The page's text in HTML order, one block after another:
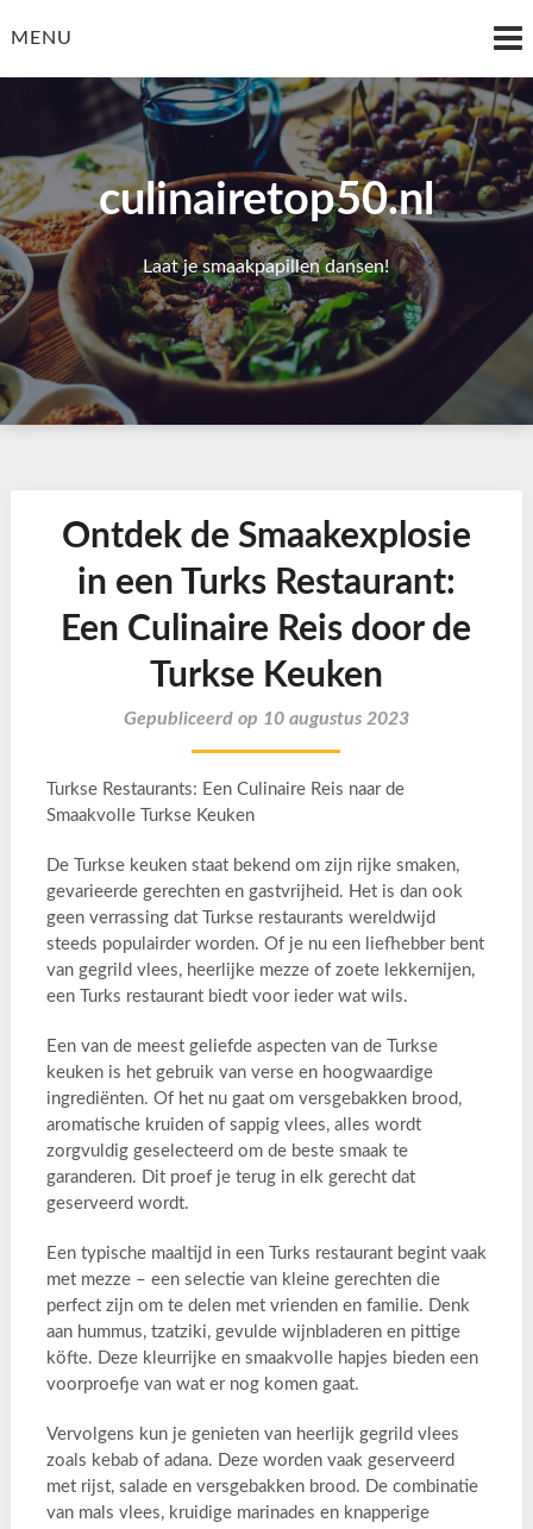
toMENU
culinairetop50.nl
Laat je smaakpapillen dansen!
Ontdek de Smaakexplosie
in een Turks Restaurant:
Een Culinaire Reis door de
Turkse Keuken
Gepubliceerd op 10 augustus 2023
Turkse Restaurants: Een Culinaire Reis naar de
Smaakvolle Turkse Keuken
De Turkse keuken staat bekend om zijn rijke smaken,
gevarieerde gerechten en gastvrijheid. Het is dan ook
geen verrassing dat Turkse restaurants wereldwijd
steeds populairder worden. Of je nu een liefhebber bent
van gegrild vlees, heerlijke mezze of zoete lekkernijen,
een Turks restaurant biedt voor ieder wat wils.
Een van de meest geliefde aspecten van de Turkse
keuken is het gebruik van verse en hoogwaardige
ingrediënten. Of het nu gaat om versgebakken brood,
aromatische kruiden of sappig vlees, alles wordt
zorgvuldig geselecteerd om de beste smaak te
garanderen. Dit proef je terug in elk gerecht dat
geserveerd wordt.
Een typische maaltijd in een Turks restaurant begint vaak
met mezze – een selectie van kleine gerechten die
perfect zijn om te delen met vrienden en familie. Denk
aan hummus, tzatziki, gevulde wijnbladeren en pittige
köfte. Deze kleurrijke en smaakvolle hapjes bieden een
voorproefje van wat er nog komen gaat.
Vervolgens kun je genieten van heerlijk gegrild vlees
zoals kebab of adana. Deze worden vaak geserveerd
met rijst, salade en versgebakken brood. De combinatie
van mals vlees, kruidige marinades en knapperige